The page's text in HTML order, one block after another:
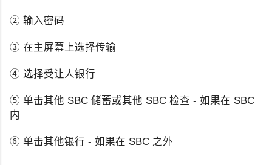
② 输入密码
③ 在主屏幕上选择传输
④ 选择受让人银行
⑤ 单击其他 SBC 储蓄或其他 SBC 检查 - 如果在 SBC
内
⑥ 单击其他银行 - 如果在 SBC 之外